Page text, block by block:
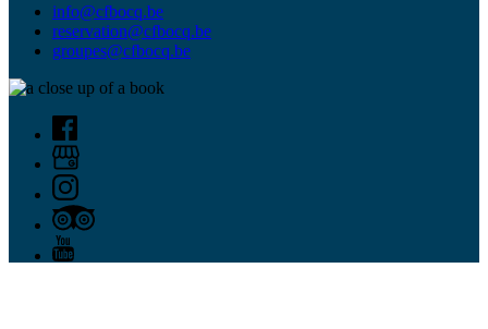
info@cfbocq.be
reservation@cfbocq.be
groupes@cfbocq.be